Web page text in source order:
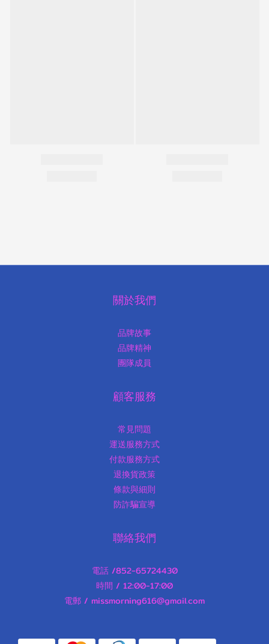
關於我們
品牌故事
品牌精神
團隊成員
顧客服務
常見問題
運送服務方式
付款服務方式
退換貨政策
條款與細則
防詐騙宣導
聯絡我們
電話 /852-65724430
時間 / 12:00-17:00
電郵 / missmorning616@gmail.com